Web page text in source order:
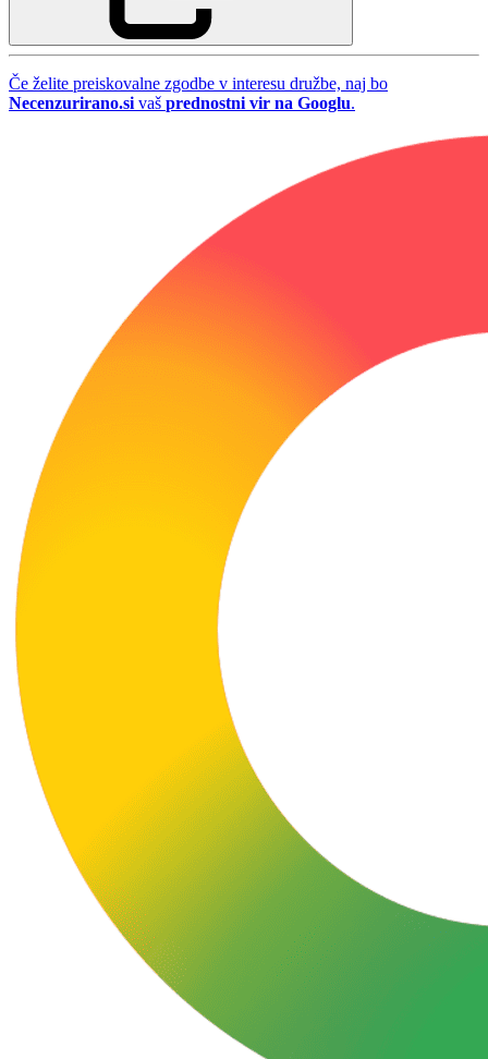
Če želite preiskovalne zgodbe v interesu družbe, naj bo
Necenzurirano.si vaš prednostni vir na Googlu.